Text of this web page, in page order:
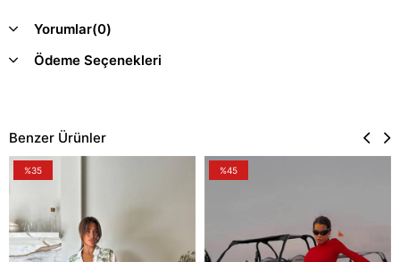
Yorumlar(0)
Ödeme Seçenekleri
Benzer Ürünler
%35 %45